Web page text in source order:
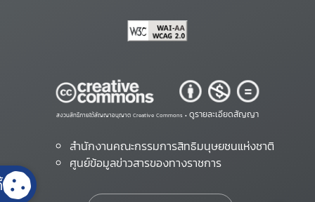
สงวนสิทธิ์ภายใต้สัญญาอนุญาต Creative Commons • ดูรายละเอียดสัญญา
สำนักงานคณะกรรมการสิทธิมนุษยชนแห่งชาติ
ศูนย์ข้อมูลข่าวสารของทางราชการ